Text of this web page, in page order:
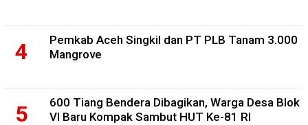
Pemkab Aceh Singkil dan PT PLB Tanam 3.000
Mangrove
600 Tiang Bendera Dibagikan, Warga Desa Blok
VI Baru Kompak Sambut HUT Ke-81 RI